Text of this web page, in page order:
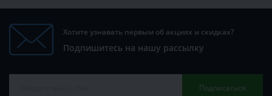
Хотите узнавать первым об акциях и скидках?
Подпишитесь на нашу рассылку
Подписаться